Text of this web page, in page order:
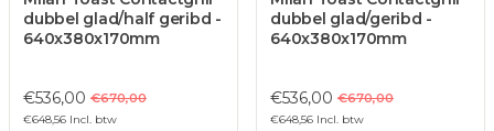
dubbel glad/half geribd -
640x380x170mm
€536,00 €670,00
€648,56 Incl. btw
dubbel glad/geribd -
640x380x170mm
€536,00 €670,00
€648,56 Incl. btw